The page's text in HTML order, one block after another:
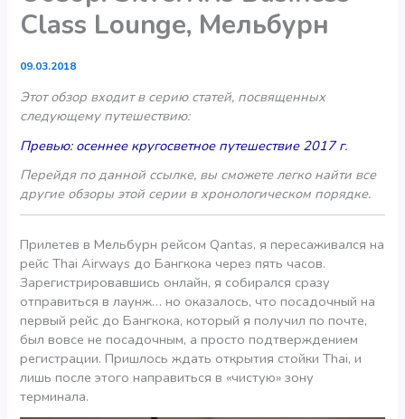
Class Lounge, Мельбурн
09.03.2018
Этот обзор входит в серию статей, посвященных
следующему путешествию:
Превью: осеннее кругосветное путешествие 2017 г.
Перейдя по данной ссылке, вы сможете легко найти все
другие обзоры этой серии в хронологическом порядке.
Прилетев в Мельбурн рейсом Qantas, я пересаживался на
рейс Thai Airways до Бангкока через пять часов.
Зарегистрировавшись онлайн, я собирался сразу
отправиться в лаунж… но оказалось, что посадочный на
первый рейс до Бангкока, который я получил по почте,
был вовсе не посадочным, а просто подтверждением
регистрации. Пришлось ждать открытия стойки Thai, и
лишь после этого направиться в «чистую» зону
терминала.